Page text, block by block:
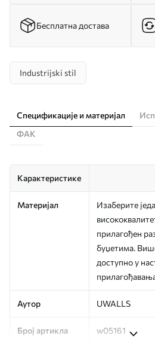
Бесплатна достава
Industrijski stil
Спецификације и материјал
ФАК
Карактеристике
Материјал
Изаберите
прилагођен
буџетима.
доступно у
Аутор UWALLS
Број артикла w05161